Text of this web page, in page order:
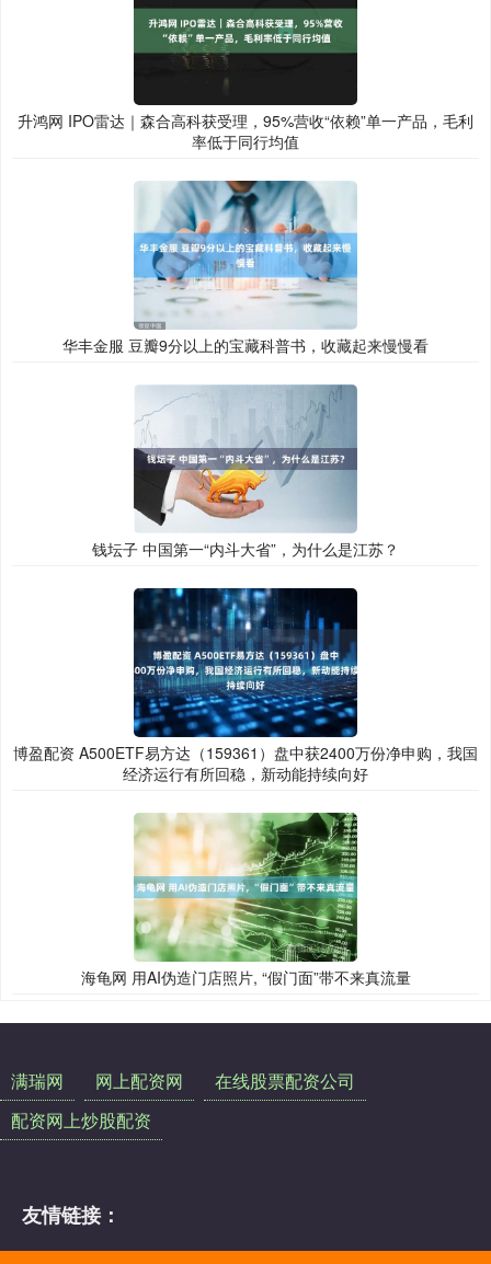
升鸿网 IPO雷达｜森合高科获受理，95%营收“依赖”单一产品，毛利
率低于同行均值
华丰金服 豆瓣9分以上的宝藏科普书，收藏起来慢慢看
钱坛子 中国第一“内斗大省”，为什么是江苏？
博盈配资 A500ETF易方达（159361）盘中获2400万份净申购，我国
经济运行有所回稳，新动能持续向好
海龟网 用AI伪造门店照片, “假门面”带不来真流量
满瑞网 网上配资网
在线股票配资公司
配资网上炒股配资
友情链接：